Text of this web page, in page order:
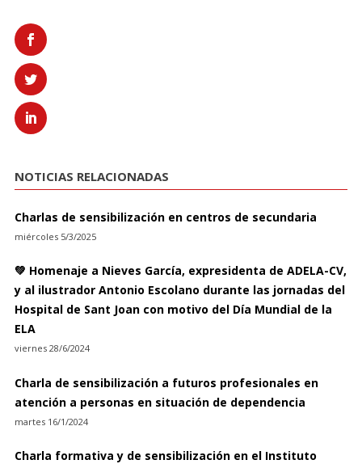
NOTICIAS RELACIONADAS
Charlas de sensibilización en centros de secundaria
miércoles 5/3/2025
💚 Homenaje a Nieves García, expresidenta de ADELA-CV,
y al ilustrador Antonio Escolano durante las jornadas del
Hospital de Sant Joan con motivo del Día Mundial de la
ELA
viernes 28/6/2024
Charla de sensibilización a futuros profesionales en
atención a personas en situación de dependencia
martes 16/1/2024
Charla formativa y de sensibilización en el Instituto